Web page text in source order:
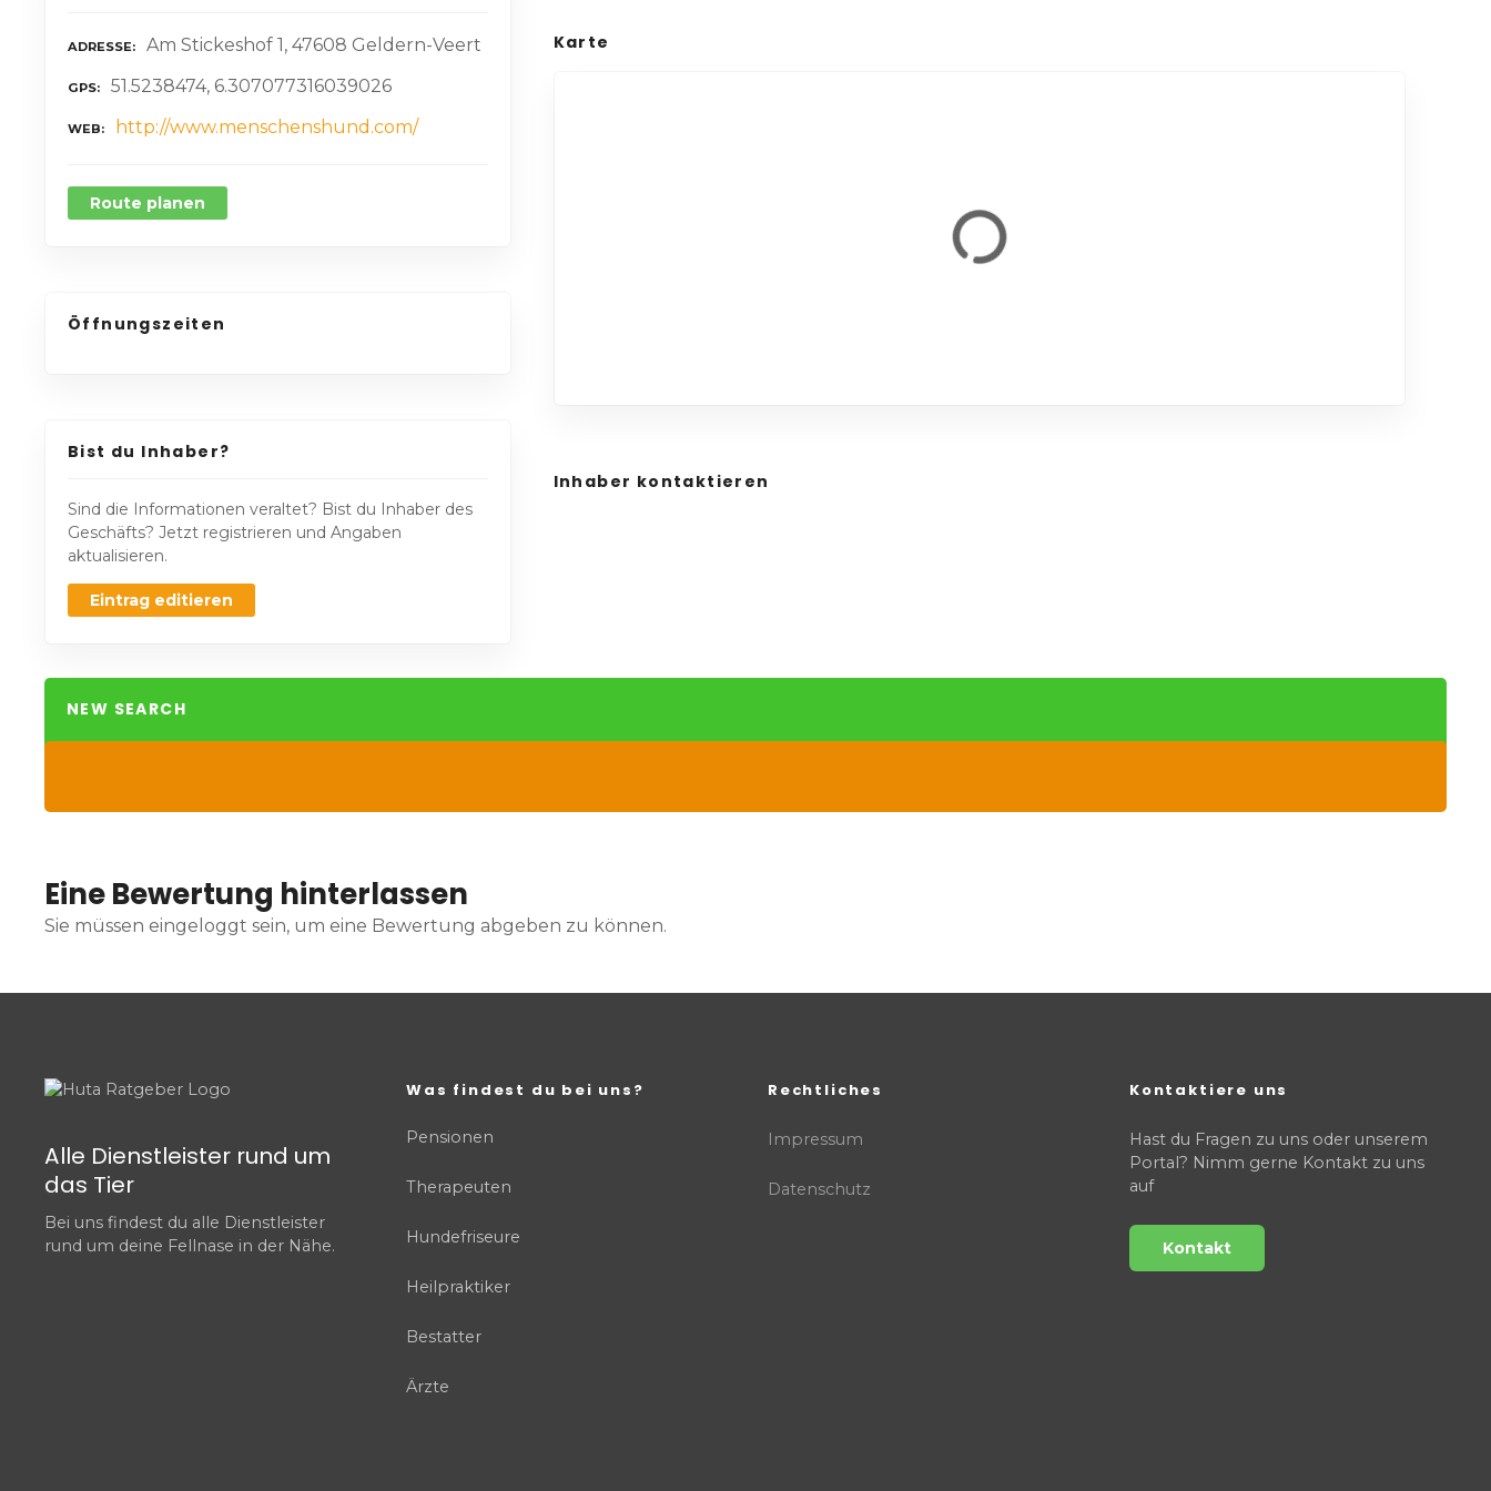
ADRESSE Am Stickeshof 1, 47608 Geldern-Veert
GPS 51.5238474, 6.307077316039026
WEB http://www.menschenshund.com/
Route planen
Öffnungszeiten
Bist du Inhaber?
Sind die Informationen veraltet? Bist du Inhaber des
Geschäfts? Jetzt registrieren und Angaben
aktualisieren.
Eintrag editieren
Karte
Inhaber kontaktieren
NEW SEARCH
Eine Bewertung hinterlassen
Sie müssen eingeloggt sein, um eine Bewertung abgeben zu können.
Alle Dienstleister rund um
das Tier
Bei uns findest du alle Dienstleister
rund um deine Fellnase in der Nähe.
Was findest du bei uns?
Pensionen
Therapeuten
Hundefriseure
Heilpraktiker
Bestatter
Ärzte
Rechtliches
Impressum
Datenschutz
Kontaktiere uns
Hast du Fragen zu uns oder unserem
Portal? Nimm gerne Kontakt zu uns
auf
Kontakt